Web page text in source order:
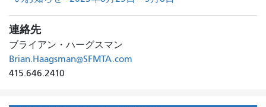
連絡先
ブライアン・ハーグスマン
Brian.Haagsman@SFMTA.com
415.646.2410